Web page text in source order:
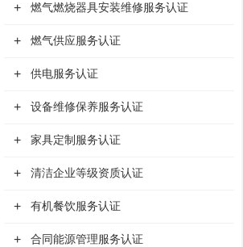
+ 燃气燃烧器具安装维修服务认证
+ 燃气供应服务认证
+ 供电服务认证
+ 设备维修保养服务认证
+ 家具定制服务认证
+ 清洁企业等级资质认证
+ 有机餐饮服务认证
+ 合同能源管理服务认证